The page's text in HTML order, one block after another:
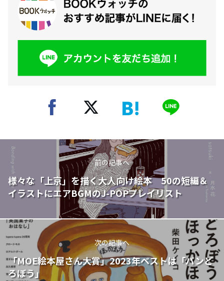
前の記事へ
様々な「上京」を描く大人向け絵本 50の短編＆
イラストにエアBGMのJ-POPプレイリスト
次の記事へ
「MOE絵本屋さん大賞」2023年ベストは「パンど
ろぼう」